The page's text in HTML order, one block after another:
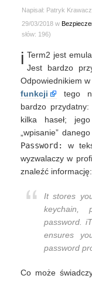
Napisał: Patryk
29/03/2018 w
słów: 196)
i Term2 jest
Jest bardzo
Odpowiednikiem
funkcji
tego
bardzo
kilka haseł;
„wpisanie”
Password:
w
wyzwalaczy w
znaleźć informację:
It stores
keychain,
password.
ensures
password
Co może